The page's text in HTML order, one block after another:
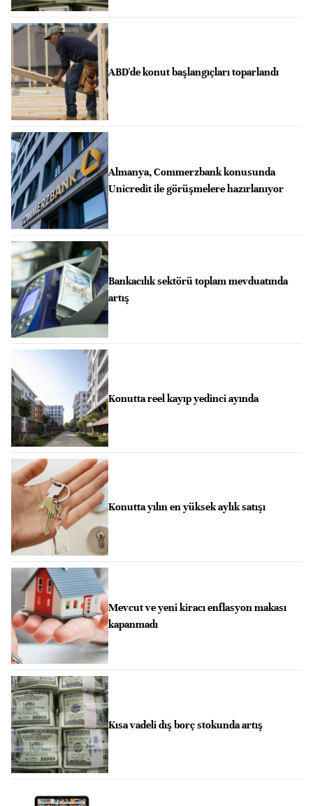
ABD'de konut başlangıçları toparlandı
Almanya, Commerzbank konusunda
Unicredit ile görüşmelere hazırlanıyor
Bankacılık sektörü toplam mevduatında
artış
Konutta reel kayıp yedinci ayında
Konutta yılın en yüksek aylık satışı
Mevcut ve yeni kiracı enflasyon makası
kapanmadı
Kısa vadeli dış borç stokunda artış